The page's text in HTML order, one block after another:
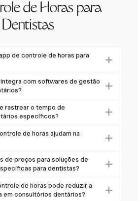
de Horas para
Dentistas
de controle de horas para
de horas para dentistas deve
de registro de entrada/saída,
e relatórios robustos. Esses
com as leis
a eficiência operacional.
com softwares de gestão
perfeitamente a vários
de consultórios dentários,
o agendamento sincronizado
a eficiência.
rastrear o tempo de
específicos?
o rastreamento de horas
para procedimentos dentários,
e a alocação de recursos
de horas ajudam na
de horas ajudam a garantir a
com precisão as horas dos
específicas do estado. Essa
de preços para soluções de
para dentistas?
geralmente incluem planos por
escalonados e, às vezes,
de horas pode reduzir a
em consultórios dentários?